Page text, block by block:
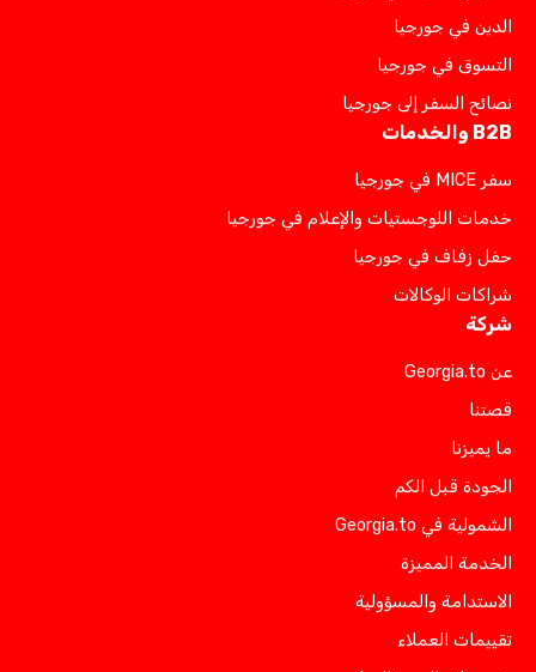
الدين في جورجيا
التسوق في جورجيا
نصائح السفر إلى جورجيا
B2B والخدمات
سفر MICE في جورجيا
خدمات اللوجستيات والإعلام في جورجيا
حفل زفاف في جورجيا
شراكات الوكالات
شركة
عن Georgia.to
قصتنا
ما يميزنا
الجودة قبل الكم
الشمولية في Georgia.to
الخدمة المميزة
الاستدامة والمسؤولية
تقييمات العملاء